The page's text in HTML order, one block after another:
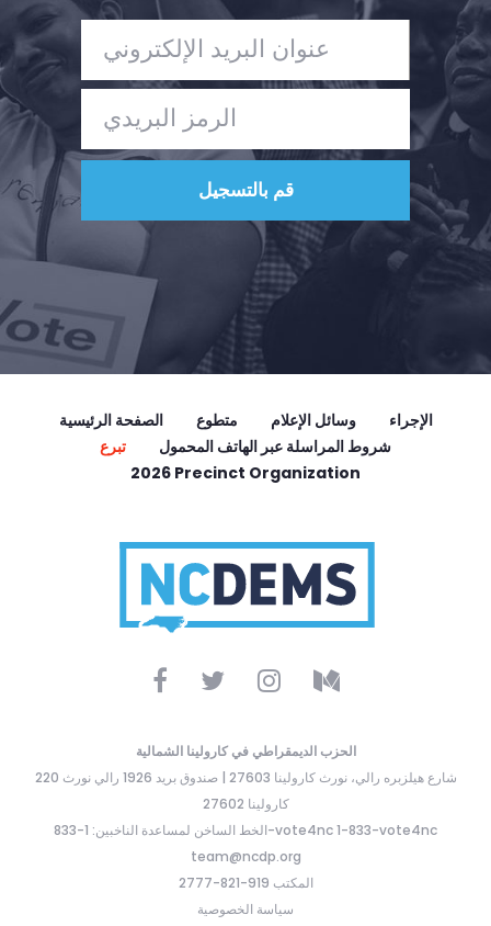
الصفحة الرئيسية
Shop
Take Back the Courts
العمل معنا
الصحافة
حفلتك
الإجراء
Vote
تبرع
الصفحة الرئيسية متطوع وسائل الإعلام
الإجراء
تبرع
شروط المراسلة عبر الهاتف المحمول
2026 Precinct Organization
الحزب الديمقراطي في كارولينا الشمالية
220 شارع هيلزبره رالي، نورث كارولينا 27603 | صندوق بريد 1926 رالي نورث
كارولينا 27602
الخط الساخن لمساعدة الناخبين: 1-833-vote4nc 1-833-vote4nc
team@ncdp.org
المكتب 919-821-2777
سياسة الخصوصية